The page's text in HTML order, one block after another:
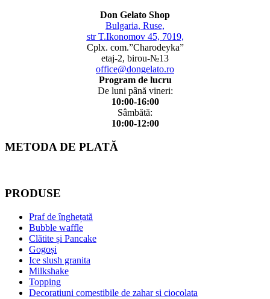
Don Gelato Shop
Bulgaria, Ruse,
str T.Ikonomov 45, 7019,
Cplx. com.”Charodeyka”
etaj-2, birou-№13
office@dongelato.ro
Program de lucru
De luni până vineri:
10:00-16:00
Sâmbătă:
10:00-12:00
METODA DE PLATĂ
PRODUSE
Praf de înghețată
Bubble waffle
Clătite și Pancake
Gogoși
Ice slush granita
Milkshake
Topping
Decoratiuni comestibile de zahar si ciocolata